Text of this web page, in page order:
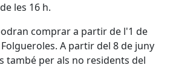
les 16 h.
comprar a partir de l'1 de
A partir del 8 de juny
també per als no residents del